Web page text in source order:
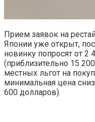
Прием заявок на
Японии уже открыт,
новинку попросят от 2
(приблизительно 15
местных льгот на
минимальная цена
600 долларов).